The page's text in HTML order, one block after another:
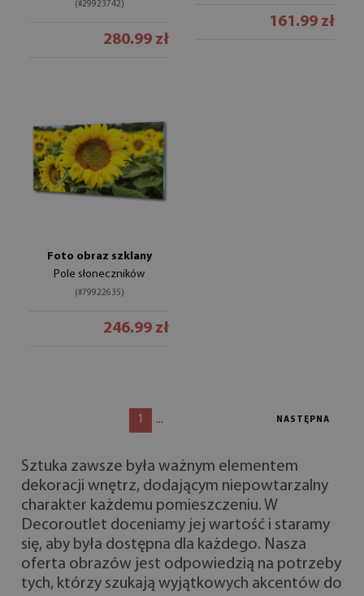
(#29923742)
280.99 zł
161.99 zł
Foto obraz szklany
Pole słoneczników
(#79922635)
246.99 zł
1 ... NASTĘPNA
Sztuka zawsze była ważnym elementem
dekoracji wnętrz, dodającym niepowtarzalny
charakter każdemu pomieszczeniu. W
Decoroutlet doceniamy jej wartość i staramy
się, aby była dostępna dla każdego. Nasza
oferta obrazów jest odpowiedzią na potrzeby
tych, którzy szukają wyjątkowych akcentów do